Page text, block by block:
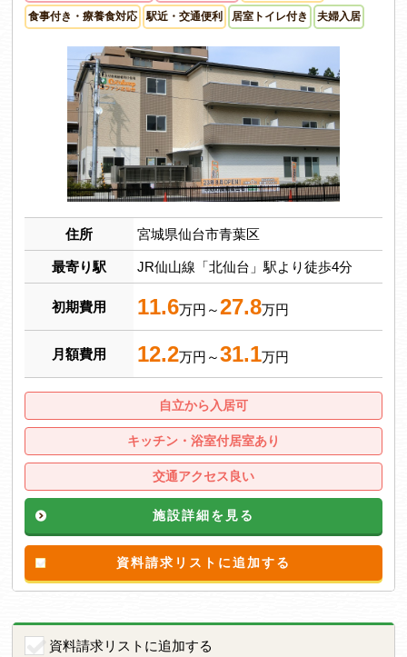
食事付き・療養食対応 駅近・交通便利 居室トイレ付き 夫婦入居
住所 宮城県仙台市青葉区
最寄り駅 JR仙山線「北仙台」駅より徒歩4分
初期費用 11.6万円～27.8万円
月額費用 12.2万円～31.1万円
自立から入居可
キッチン・浴室付居室あり
交通アクセス良い
施設詳細を見る
資料請求リストに追加する
資料請求リストに追加する